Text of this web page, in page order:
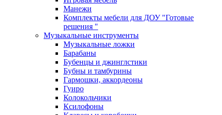
Манежи
Комплекты мебели для ДОУ "Готовые
решения "
Музыкальные инструменты
Музыкальные ложки
Барабаны
Бубенцы и джинглстики
Бубны и тамбурины
Гармошки, аккордеоны
Гуиро
Колокольчики
Ксилофоны